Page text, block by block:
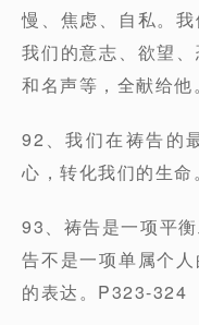
慢、焦虑、自私。
我们的意志、欲望
和名声等，全献给
92、我们在祷告的
心，转化我们的生
93、祷告是一项平
告不是一项单属个
的表达。P323-324